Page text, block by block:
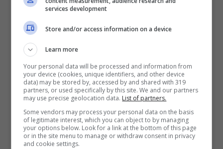
troniste più amate del
dating show
La sua avvenenza ha stregato anche la
padrona di casa diUomini e Donne, Maria De
Filippiche in spesso e volentieri nel suo
percorso come tronista le ha ribadito quanto
fosse bella, sia fisicamente che
caratterialmente.
services development
Store and/or access information on a device
Learn more
Your personal data will be processed and information from
your device (cookies, unique identifiers, and other device
data) may be stored by, accessed by and shared with 319
partners, or used specifically by this site. We and our partners
may use precise geolocation data. List of partners.
Some vendors may process your personal data on the basis
of legitimate interest, which you can object to by managing
your options below. Look for a link at the bottom of this page
or in the site menu to manage or withdraw consent in privacy
and cookie settings.